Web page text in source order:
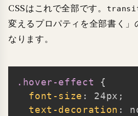
CSSはこれで全部です。
変えるプロパティを全部書く」
なります。
.hover-effect
{
font-size : 24px ;
text-decoration :